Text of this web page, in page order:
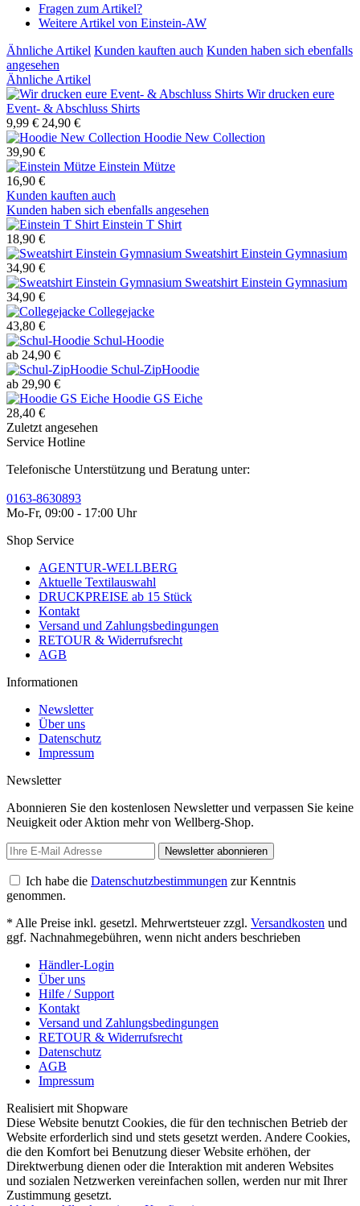
Fragen zum Artikel?
Weitere Artikel von Einstein-AW
Ähnliche Artikel Kunden kauften auch Kunden haben sich ebenfalls
angesehen
Ähnliche Artikel
Wir drucken eure
Event- & Abschluss Shirts
9,99 € 24,90 €
Hoodie New Collection
39,90 €
Einstein Mütze
16,90 €
Kunden kauften auch
Kunden haben sich ebenfalls angesehen
Einstein T Shirt
18,90 €
Sweatshirt Einstein Gymnasium
34,90 €
Sweatshirt Einstein Gymnasium
34,90 €
Collegejacke
43,80 €
Schul-Hoodie
ab 24,90 €
Schul-ZipHoodie
ab 29,90 €
Hoodie GS Eiche
28,40 €
Zuletzt angesehen
Service Hotline
Telefonische Unterstützung und Beratung unter:
0163-8630893
Mo-Fr, 09:00 - 17:00 Uhr
Shop Service
AGENTUR-WELLBERG
Aktuelle Textilauswahl
DRUCKPREISE ab 15 Stück
Kontakt
Versand und Zahlungsbedingungen
RETOUR & Widerrufsrecht
AGB
Informationen
Newsletter
Über uns
Datenschutz
Impressum
Newsletter
Abonnieren Sie den kostenlosen Newsletter und verpassen Sie keine
Neuigkeit oder Aktion mehr von Wellberg-Shop.
Newsletter abonnieren
Ich habe die Datenschutzbestimmungen zur Kenntnis
genommen.
* Alle Preise inkl. gesetzl. Mehrwertsteuer zzgl. Versandkosten und
ggf. Nachnahmegebühren, wenn nicht anders beschrieben
Händler-Login
Über uns
Hilfe / Support
Kontakt
Versand und Zahlungsbedingungen
RETOUR & Widerrufsrecht
Datenschutz
AGB
Impressum
Realisiert mit Shopware
Diese Website benutzt Cookies, die für den technischen Betrieb der
Website erforderlich sind und stets gesetzt werden. Andere Cookies,
die den Komfort bei Benutzung dieser Website erhöhen, der
Direktwerbung dienen oder die Interaktion mit anderen Websites
und sozialen Netzwerken vereinfachen sollen, werden nur mit Ihrer
Zustimmung gesetzt.